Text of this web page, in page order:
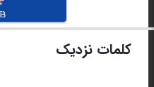
کلمات نزدیک